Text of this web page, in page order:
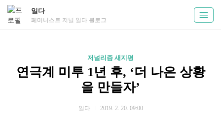
일다
페미니스트 저널 일다 블로그
저널리즘 새지평
연극계 미투 1년 후, ‘더 나은 상황
을 만들자’
일다 2019. 2. 20. 09:00